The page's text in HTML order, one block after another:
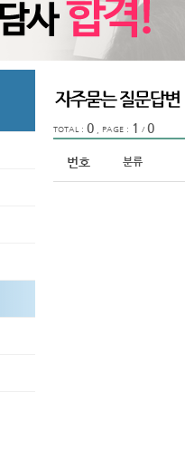
TOTAL : 0 , PAGE : 1 /0
번호 분류